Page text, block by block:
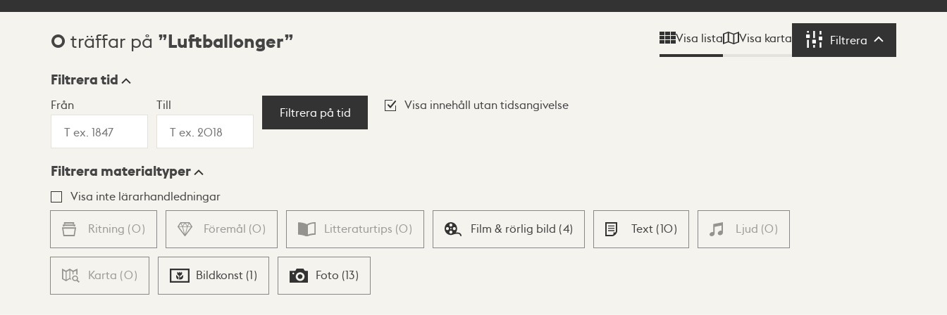
Sökresultat
0 träffar på Luftballonger Visa lista Visa karta Filtrera Filtrera
Visningsläge
Lista Karta
Filtrera tid
Från Till
Filtrera på tid
Visa innehåll utan tidsangivelse
Filtrera materialtyper
Visa inte lärarhandledningar
Ritning (0) Föremål (0) Litteraturtips (0) Film & rörlig bild (4) Text (10) Ljud (0)
Karta (0) Bildkonst (1) Foto (13)